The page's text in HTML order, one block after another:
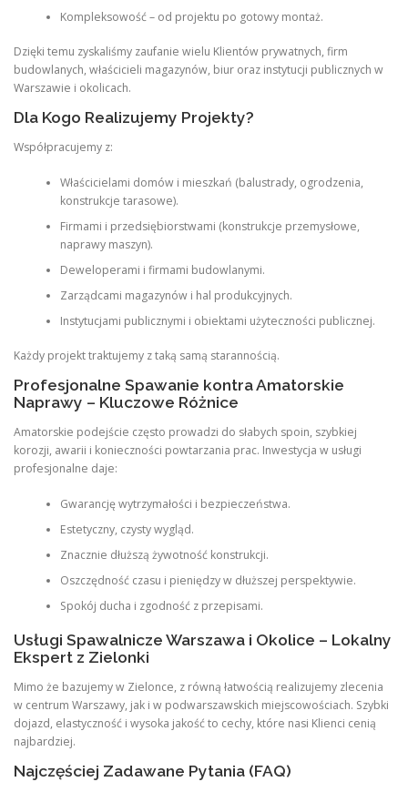
Kompleksowość – od projektu po gotowy montaż.
Dzięki temu zyskaliśmy zaufanie wielu Klientów prywatnych, firm
budowlanych, właścicieli magazynów, biur oraz instytucji publicznych w
Warszawie i okolicach.
Dla Kogo Realizujemy Projekty?
Współpracujemy z:
Właścicielami domów i mieszkań (balustrady, ogrodzenia,
konstrukcje tarasowe).
Firmami i przedsiębiorstwami (konstrukcje przemysłowe,
naprawy maszyn).
Deweloperami i firmami budowlanymi.
Zarządcami magazynów i hal produkcyjnych.
Instytucjami publicznymi i obiektami użyteczności publicznej.
Każdy projekt traktujemy z taką samą starannością.
Profesjonalne Spawanie kontra Amatorskie
Naprawy – Kluczowe Różnice
Amatorskie podejście często prowadzi do słabych spoin, szybkiej
korozji, awarii i konieczności powtarzania prac. Inwestycja w usługi
profesjonalne daje:
Gwarancję wytrzymałości i bezpieczeństwa.
Estetyczny, czysty wygląd.
Znacznie dłuższą żywotność konstrukcji.
Oszczędność czasu i pieniędzy w dłuższej perspektywie.
Spokój ducha i zgodność z przepisami.
Usługi Spawalnicze Warszawa i Okolice – Lokalny
Ekspert z Zielonki
Mimo że bazujemy w Zielonce, z równą łatwością realizujemy zlecenia
w centrum Warszawy, jak i w podwarszawskich miejscowościach. Szybki
dojazd, elastyczność i wysoka jakość to cechy, które nasi Klienci cenią
najbardziej.
Najczęściej Zadawane Pytania (FAQ)